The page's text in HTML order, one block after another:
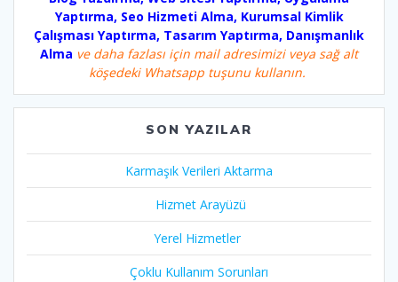
Yaptırma, Seo Hizmeti Alma, Kurumsal Kimlik
Çalışması Yaptırma, Tasarım Yaptırma, Danışmanlık
Alma ve daha fazlası için mail adresimizi veya sağ alt
köşedeki Whatsapp tuşunu kullanın.
SON YAZILAR
Karmaşık Verileri Aktarma
Hizmet Arayüzü
Yerel Hizmetler
Çoklu Kullanım Sorunları